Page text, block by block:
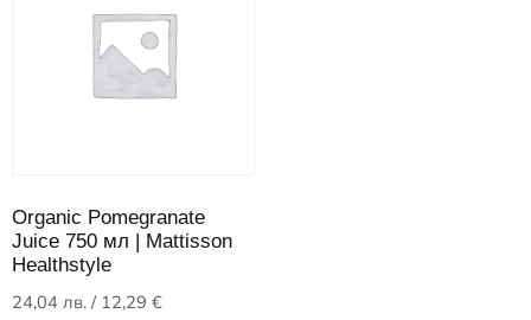
Organic Pomegranate
Juice 750 мл | Mattisson
Healthstyle
24,04 лв. / 12,29 €